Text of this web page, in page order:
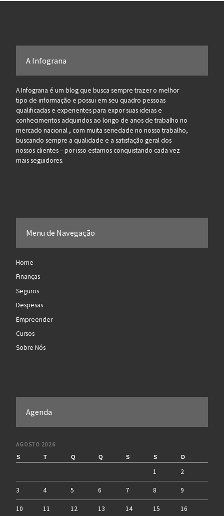
A Infograna
A Infograna é um blog que busca sempre trazer o melhor
tipo de informação e possui em seu quadro pessoas
qualificadas e experientes para expor suas ideias e
conhecimentos adquiridos ao longo de anos de trabalho no
mercado nacional , com muita seriedade no nosso trabalho,
buscando sempre a qualidade e a satisfação geral dos
nossos clientes – por isso estamos conquistando cada vez
mais seguidores.
Menu de Navegação
Home
Finanças
Seguros
Despesas
Empreender
Cursos
Sobre Nós
Agenda
AGOSTO 2026
S T Q Q S S D
1 2
3 4 5 6 7 8 9
10 11 12 13 14 15 16